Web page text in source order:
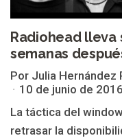
Radiohead lleva
semanas
Por Julia Hernández
10 de junio de 2016
La táctica del
retrasar la